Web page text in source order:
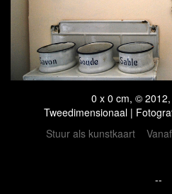
0 x 0 cm, ©
Tweedimensionaal |
Stuur als kunstkaart
--